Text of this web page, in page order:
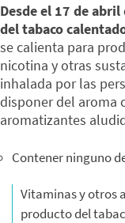
Desde el 17 de abril
del tabaco
se calienta para
nicotina y otras
inhalada por las
disponer del aroma
aromatizantes
Contener ninguno
Vitaminas y otros
producto del